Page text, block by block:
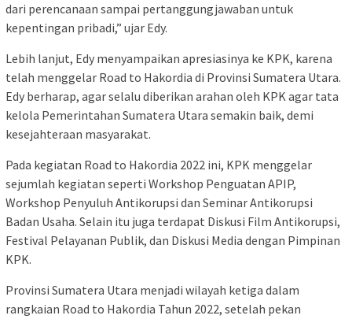
dari perencanaan sampai pertanggungjawaban untuk
kepentingan pribadi,” ujar Edy.
Lebih lanjut, Edy menyampaikan apresiasinya ke KPK, karena
telah menggelar Road to Hakordia di Provinsi Sumatera Utara.
Edy berharap, agar selalu diberikan arahan oleh KPK agar tata
kelola Pemerintahan Sumatera Utara semakin baik, demi
kesejahteraan masyarakat.
Pada kegiatan Road to Hakordia 2022 ini, KPK menggelar
sejumlah kegiatan seperti Workshop Penguatan APIP,
Workshop Penyuluh Antikorupsi dan Seminar Antikorupsi
Badan Usaha. Selain itu juga terdapat Diskusi Film Antikorupsi,
Festival Pelayanan Publik, dan Diskusi Media dengan Pimpinan
KPK.
Provinsi Sumatera Utara menjadi wilayah ketiga dalam
rangkaian Road to Hakordia Tahun 2022, setelah pekan